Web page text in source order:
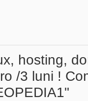
hosting,
/3 luni !